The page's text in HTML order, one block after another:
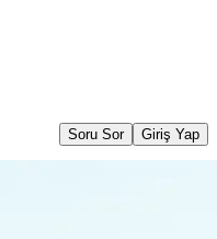
Soru Sor Giriş Yap